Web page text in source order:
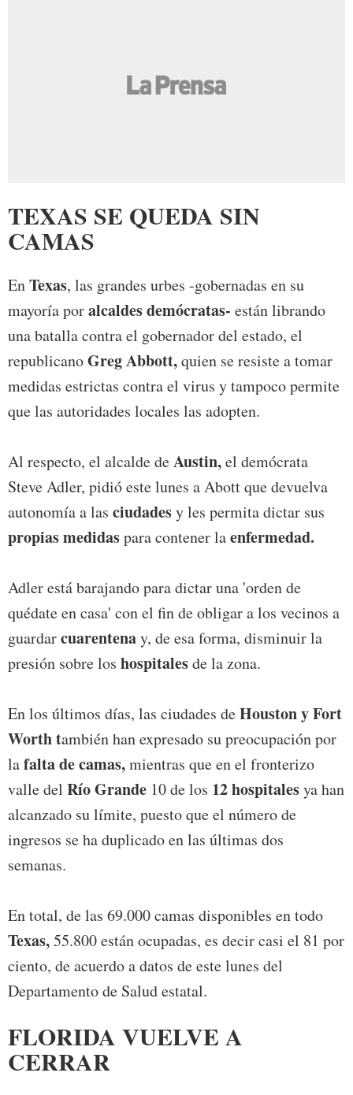
TEXAS SE QUEDA SIN
CAMAS
EnTexas, las grandes urbes -gobernadas en su
mayoría poralcaldes demócratas- están librando
una batalla contra el gobernador del estado, el
republicanoGreg Abbott,quien se resiste a tomar
medidas estrictas contra el virus y tampoco permite
que las autoridades locales las adopten.
Al respecto, el alcalde deAustin,el demócrata
Steve Adler, pidió este lunes a Abott que devuelva
autonomía a las ciudadesy les permita dictar sus
propias medidaspara contener laenfermedad.
Adler está barajando para dictar una 'orden de
quédate en casa' con el fin de obligar a los vecinos a
guardarcuarentenay, de esa forma, disminuir la
presión sobre los hospitalesde la zona.
En los últimos días, las ciudades deHouston y Fort
Worth también han expresado su preocupación por
lafalta de camas,mientras que en el fronterizo
valle del Río Grande 10 de los 12 hospitalesya han
alcanzado su límite, puesto que el número de
ingresos se ha duplicado en las últimas dos
semanas.
En total, de las 69.000 camas disponibles en todo
Texas,55.800 están ocupadas, es decir casi el 81 por
ciento, de acuerdo a datos de este lunes del
Departamento de Salud estatal.
FLORIDA VUELVE A
CERRAR